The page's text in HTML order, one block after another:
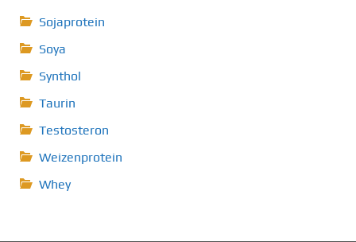
Sojaprotein
Soya
Synthol
Taurin
Testosteron
Weizenprotein
Whey